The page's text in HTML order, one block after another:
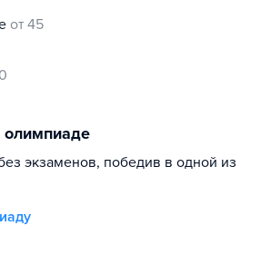
от 45
олимпиаде
экзаменов, победив в одной из